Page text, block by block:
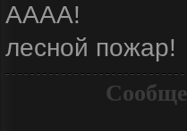
АААА!
лесной пожар!